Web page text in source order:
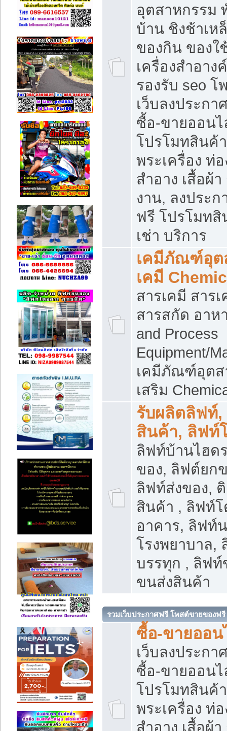
อุตสาหกรรม
บ้าน ชิงช้าเห
ของกิน ของใ
เครื่องสำอา
รองรับ seo โ
เว็บลงประก
ซื้อ-ขายออน
โปรโมทสินค้
พระเครื่อง ท่อ
สำอาง เสื้อผ้
งาน, ลงประ
ฟรี โปรโมท
เช่า บริการ
เคมีภัณฑ์อุต
เคมี
สารเคมี สาร
สารสกัด อาห
and Process
Equipment/
เคมีภัณฑ์อุตส
เสริม
รับผลิตลิฟท์
สินค้า, ลิฟท์
ลิฟท์บ้านไฮด
ของ, ลิฟต์ยก
ลิฟท์ส่งของ,
สินค้า , ลิฟท์
อาคาร, ลิฟท์
โรงพยาบาล,
บรรทุก , ลิฟ
ขนส่งสินค้า
รวมเว็บประกาศฟรี โพสต์ขายของฟรี
ซื้อ-ขายออน
เว็บลงประก
ซื้อ-ขายออน
โปรโมทสินค้
พระเครื่อง ท่อ
สำอาง เสื้อผ้